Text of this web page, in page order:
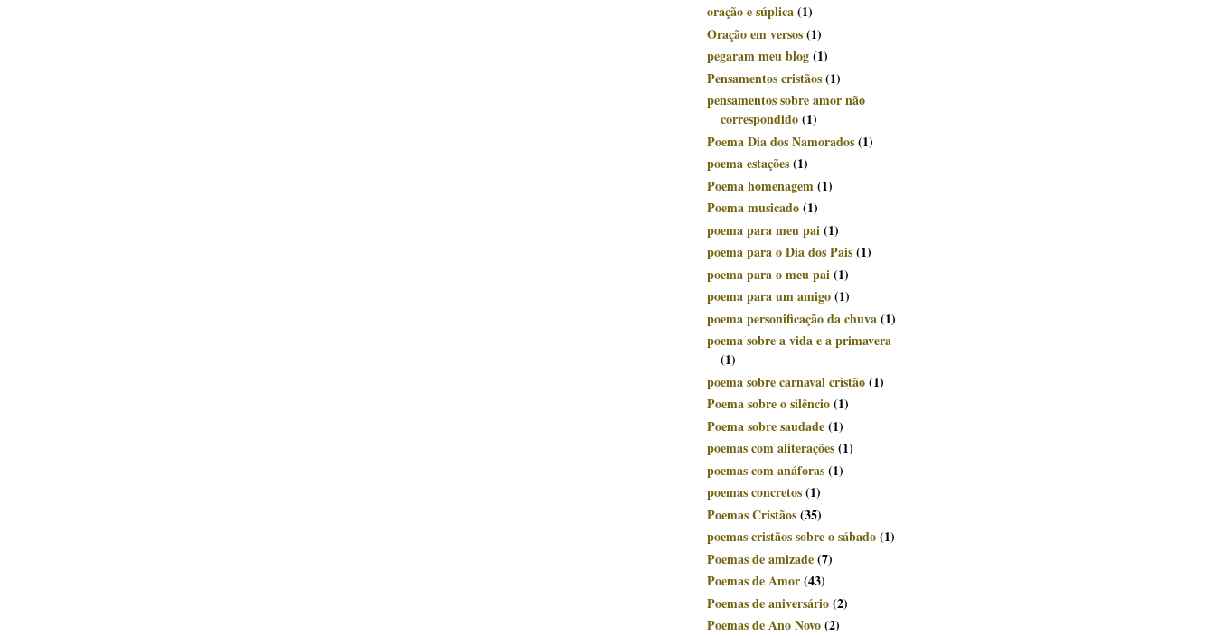
oração e súplica(1)
Oração em versos(1)
pegaram meu blog(1)
Pensamentos cristãos(1)
pensamentos sobre amor não
correspondido(1)
Poema Dia dos Namorados(1)
poema estações(1)
Poema homenagem(1)
Poema musicado(1)
poema para meu pai(1)
poema para o Dia dos Pais(1)
poema para o meu pai(1)
poema para um amigo(1)
poema personificação da chuva(1)
poema sobre a vida e a primavera
(1)
poema sobre carnaval cristão(1)
Poema sobre o silêncio(1)
Poema sobre saudade(1)
poemas com aliterações(1)
poemas com anáforas(1)
poemas concretos(1)
Poemas Cristãos(35)
poemas cristãos sobre o sábado(1)
Poemas de amizade(7)
Poemas de Amor(43)
Poemas de aniversário(2)
Poemas de Ano Novo(2)